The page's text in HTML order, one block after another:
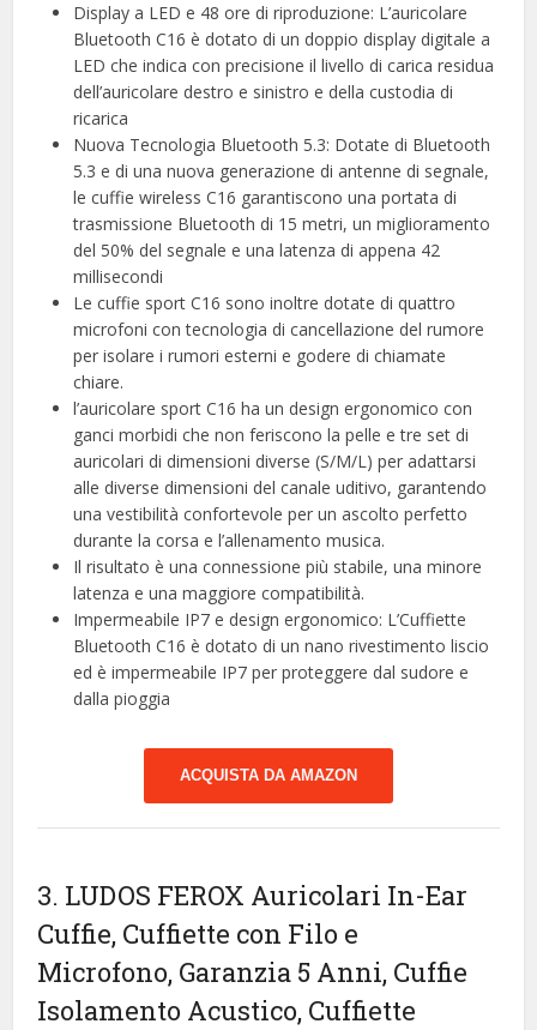
Display a LED e 48 ore di riproduzione: L’auricolare
Bluetooth C16 è dotato di un doppio display digitale a
LED che indica con precisione il livello di carica residua
dell’auricolare destro e sinistro e della custodia di
ricarica
Nuova Tecnologia Bluetooth 5.3: Dotate di Bluetooth
5.3 e di una nuova generazione di antenne di segnale,
le cuffie wireless C16 garantiscono una portata di
trasmissione Bluetooth di 15 metri, un miglioramento
del 50% del segnale e una latenza di appena 42
millisecondi
Le cuffie sport C16 sono inoltre dotate di quattro
microfoni con tecnologia di cancellazione del rumore
per isolare i rumori esterni e godere di chiamate
chiare.
l’auricolare sport C16 ha un design ergonomico con
ganci morbidi che non feriscono la pelle e tre set di
auricolari di dimensioni diverse (S/M/L) per adattarsi
alle diverse dimensioni del canale uditivo, garantendo
una vestibilità confortevole per un ascolto perfetto
durante la corsa e l’allenamento musica.
Il risultato è una connessione più stabile, una minore
latenza e una maggiore compatibilità.
Impermeabile IP7 e design ergonomico: L’Cuffiette
Bluetooth C16 è dotato di un nano rivestimento liscio
ed è impermeabile IP7 per proteggere dal sudore e
dalla pioggia
ACQUISTA DA AMAZON
3. LUDOS FEROX Auricolari In-Ear
Cuffie, Cuffiette con Filo e
Microfono, Garanzia 5 Anni, Cuffie
Isolamento Acustico, Cuffiette